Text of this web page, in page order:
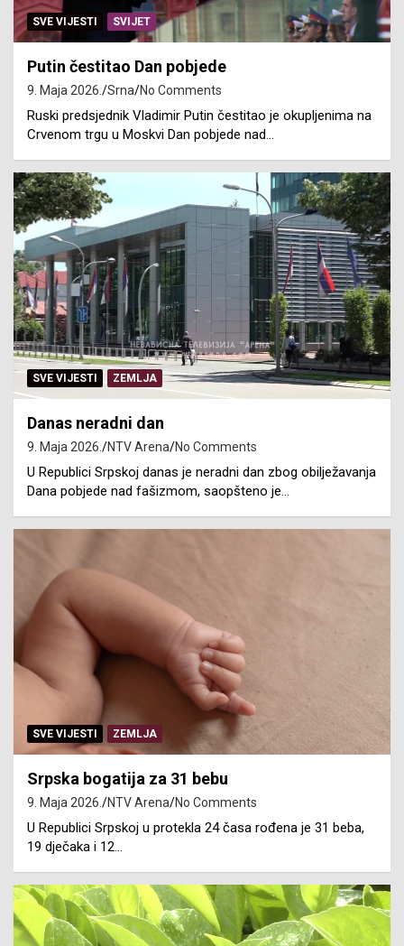
SVE VIJESTI SVIJET
Putin čestitao Dan pobjede
9. Maja 2026. Srna No Comments
Ruski predsjednik Vladimir Putin čestitao je okupljenima na
Crvenom trgu u Moskvi Dan pobjede nad…
SVE VIJESTI ZEMLJA
Danas neradni dan
9. Maja 2026. NTV Arena No Comments
U Republici Srpskoj danas je neradni dan zbog obilježavanja
Dana pobjede nad fašizmom, saopšteno je…
SVE VIJESTI ZEMLJA
Srpska bogatija za 31 bebu
9. Maja 2026. NTV Arena No Comments
U Republici Srpskoj u protekla 24 časa rođena je 31 beba,
19 dječaka i 12…